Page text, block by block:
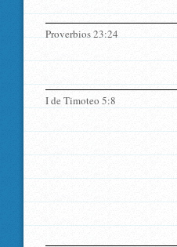
Proverbios 23:24
I de Timoteo 5:8